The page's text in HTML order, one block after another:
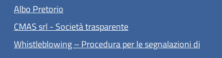
Albo Pretorio
CMAS srl - Società trasparente(apre in un'altra scheda).
Whistleblowing – Procedura per le segnalazioni di